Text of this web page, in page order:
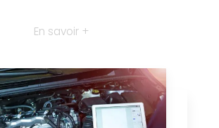
En savoir +